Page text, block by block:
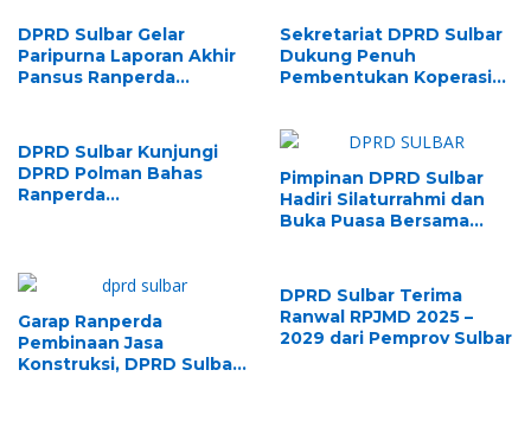
DPRD Sulbar Gelar
Paripurna Laporan Akhir
Pansus Ranperda
Sekretariat DPRD Sulbar
Dukung Penuh
Pembentukan Koperasi
DPRD Sulbar Kunjungi
DPRD Polman Bahas
Ranperda
Pimpinan DPRD Sulbar
Hadiri Silaturrahmi dan
Buka Puasa Bersama
Garap Ranperda
Pembinaan Jasa
Konstruksi, DPRD Sulbar
DPRD Sulbar Terima
Ranwal RPJMD 2025 –
2029 dari Pemprov Sulbar